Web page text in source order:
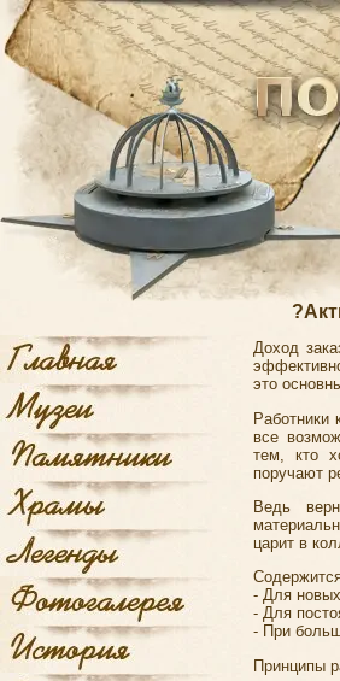
Доход
это
Работники
все
тем, кто
поручают
Ведь
царит в
- Для
- Для
- При
Принципы